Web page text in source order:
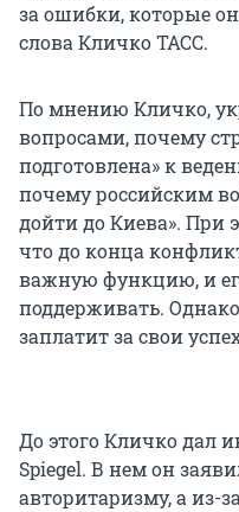
за ошибки, которые
слова Кличко ТАСС.
По мнению Кличко,
вопросами, почему
подготовлена» к
почему российским
дойти до Киева». При
что до конца
важную функцию, и
поддерживать.
заплатит за свои
До этого Кличко дал
Spiegel. В нем он
авторитаризму, а из-